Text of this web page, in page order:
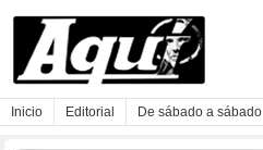
Inicio Editorial De sábado a sábado